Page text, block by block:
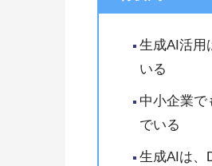
生成AI活用
いる
中小企業で
でいる
生成AIは、